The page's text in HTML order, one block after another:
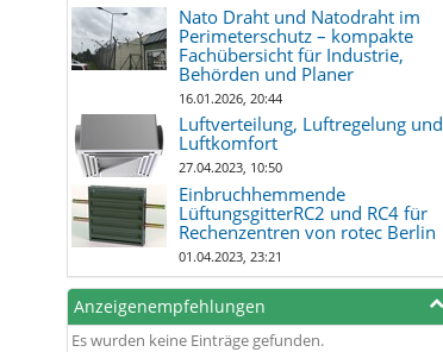
Nato Draht und Natodraht im
Perimeterschutz – kompakte
Fachübersicht für Industrie,
Behörden und Planer
16.01.2026, 20:44
Luftverteilung, Luftregelung und
Luftkomfort
27.04.2023, 10:50
Einbruchhemmende
LüftungsgitterRC2 und RC4 für
Rechenzentren von rotec Berlin
01.04.2023, 23:21
Anzeigenempfehlungen
Es wurden keine Einträge gefunden.